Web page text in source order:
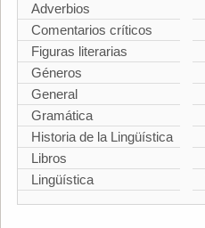
Adverbios
Comentarios críticos
Figuras literarias
Géneros
General
Gramática
Historia de la Lingüística
Libros
Lingüística